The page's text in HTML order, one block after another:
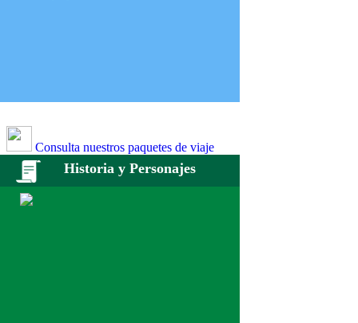
Consulta nuestros paquetes de viaje
Historia y Personajes